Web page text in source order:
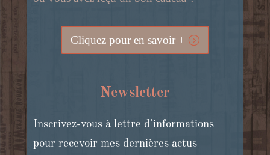
Cliquez pour en savoir +
Newsletter
Inscrivez-vous à lettre d'informations
pour recevoir mes dernières actus